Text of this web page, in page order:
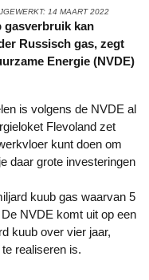
14 MAART 2022
Russisch gas, zegt
Energie (NVDE)
Flevoland zet
kunt doen om
daar grote investeringen
kuub gas waarvan 5
NVDE komt uit op een
kuub over vier jaar,
realiseren is.